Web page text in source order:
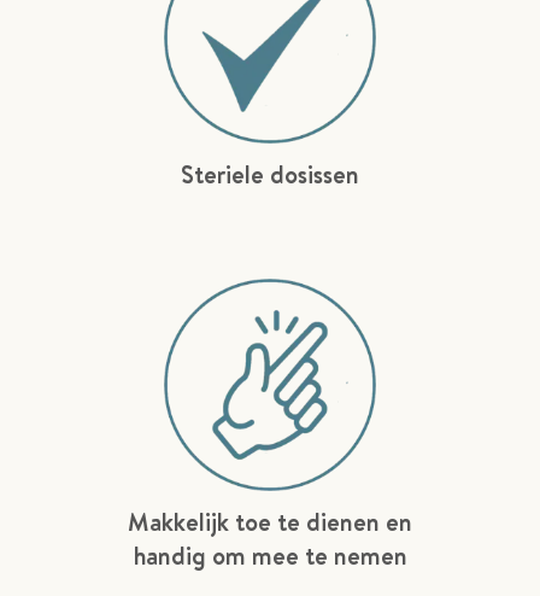
Steriele dosissen
Makkelijk toe te dienen en
handig om mee te nemen